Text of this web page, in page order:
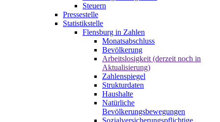
Steuern
Pressestelle
Statistikstelle
Flensburg in Zahlen
Monatsabschluss
Bevölkerung
Arbeitslosigkeit (derzeit noch in
Aktualisierung)
Zahlenspiegel
Strukturdaten
Haushalte
Natürliche
Bevölkerungsbewegungen
Sozialversicherungspflichtige